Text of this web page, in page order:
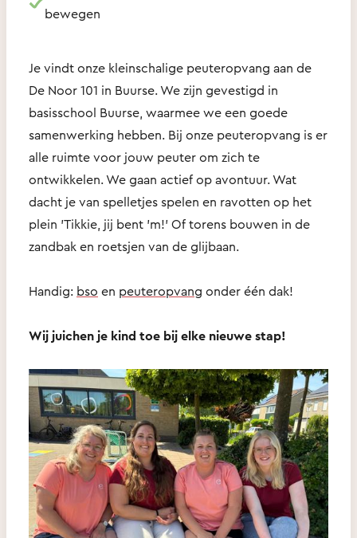
bewegen
Je vindt onze kleinschalige peuteropvang aan de
De Noor 101 in Buurse. We zijn gevestigd in
basisschool Buurse, waarmee we een goede
samenwerking hebben. Bij onze peuteropvang is er
alle ruimte voor jouw peuter om zich te
ontwikkelen. We gaan actief op avontuur. Wat
dacht je van spelletjes spelen en ravotten op het
plein 'Tikkie, jij bent 'm!' Of torens bouwen in de
zandbak en roetsjen van de glijbaan.
Handig: bso en peuteropvang onder één dak!
Wij juichen je kind toe bij elke nieuwe stap!